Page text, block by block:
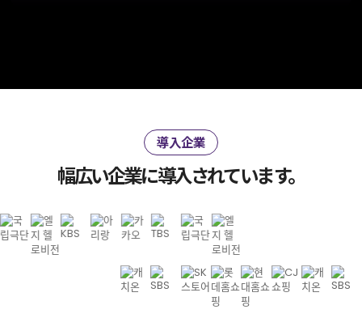
導入企業
幅広い企業に導入されています。